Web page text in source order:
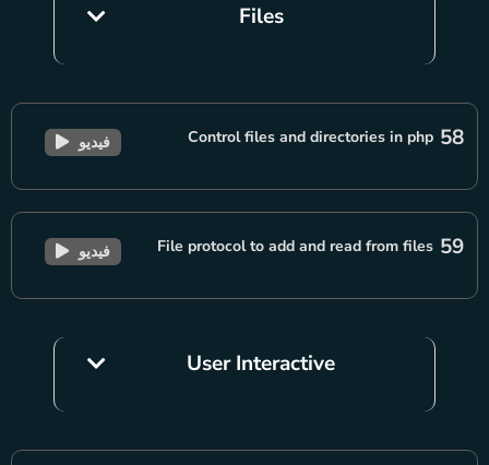
Files
58
Control files and directories in php فيديو
59
File protocol to add and read from files فيديو
User Interactive